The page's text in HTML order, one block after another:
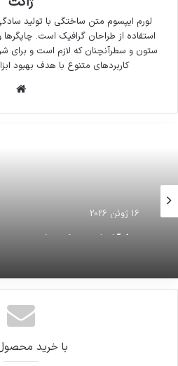
لورم ایپسوم متن ساختگی با تولید
استفاده از طراحان گرافیک است.
ستون و سطرآنچنان که لازم است و برای
کاربردهای متنوع با هدف بهبود
16 ژوئن 2026
با خرید